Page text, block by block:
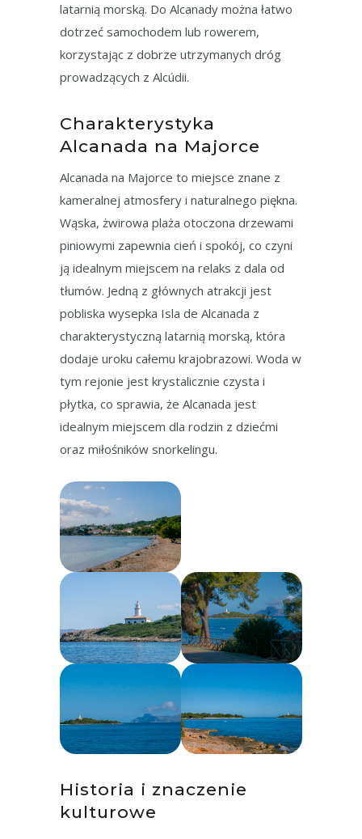
latarnią morską. Do Alcanady można łatwo
dotrzeć samochodem lub rowerem,
korzystając z dobrze utrzymanych dróg
prowadzących z Alcúdii.
Charakterystyka
Alcanada na Majorce
Alcanada na Majorce to miejsce znane z
kameralnej atmosfery i naturalnego piękna.
Wąska, żwirowa plaża otoczona drzewami
piniowymi zapewnia cień i spokój, co czyni
ją idealnym miejscem na relaks z dala od
tłumów. Jedną z głównych atrakcji jest
pobliska wysepka Isla de Alcanada z
charakterystyczną latarnią morską, która
dodaje uroku całemu krajobrazowi. Woda w
tym rejonie jest krystalicznie czysta i
płytka, co sprawia, że Alcanada jest
idealnym miejscem dla rodzin z dziećmi
oraz miłośników snorkelingu.
Historia i znaczenie
kulturowe